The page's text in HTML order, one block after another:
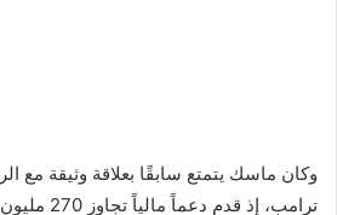
وكان ماسك يتمتع سابقًا بعلاقة وثيقة مع
ترامب، إذ